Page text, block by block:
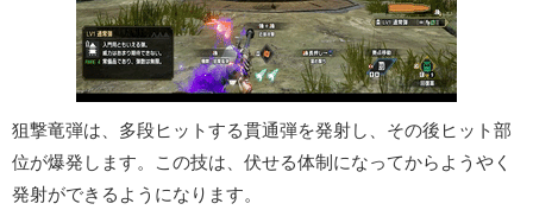
狙撃竜弾は、多段ヒットする貫通弾を発射し、その後ヒット部
位が爆発します。この技は、伏せる体制になってからようやく
発射ができるようになります。